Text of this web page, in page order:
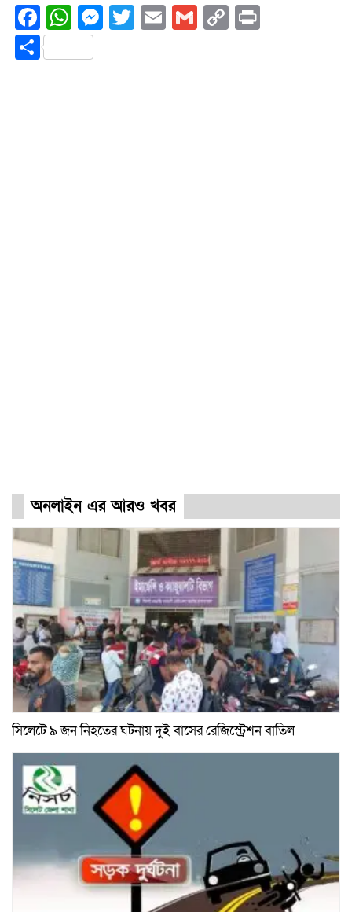
Facebook
WhatsApp
Messenger
Twitter
EmailGmail
Copy
Share
অনলাইন এর আরও খবর
সিলেটে ৯ জন নিহতের ঘটনায় দুই বাসের রেজিস্ট্রেশন বাতিল